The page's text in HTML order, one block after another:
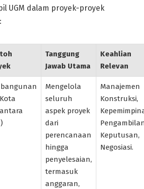
UGM dalam proyek-proyek
Tanggung
Jawab Utama
Keahlian
Relevan
Mengelola
seluruh
aspek proyek
dari
perencanaan
hingga
penyelesaian,
termasuk
anggaran,
Manajemen
Konstruksi,
Keputusan,
Negosiasi.